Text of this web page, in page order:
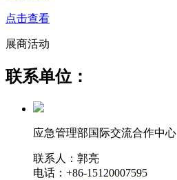
点击查看
展商活动
联系单位：
应急管理部国际交流合作中心
联系人：郭亮
电话：+86-15120007595